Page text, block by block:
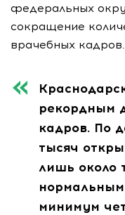
федеральных
сокращение
врачебных кадров.
рекордным
кадров. По
тысяч
лишь около
минимум